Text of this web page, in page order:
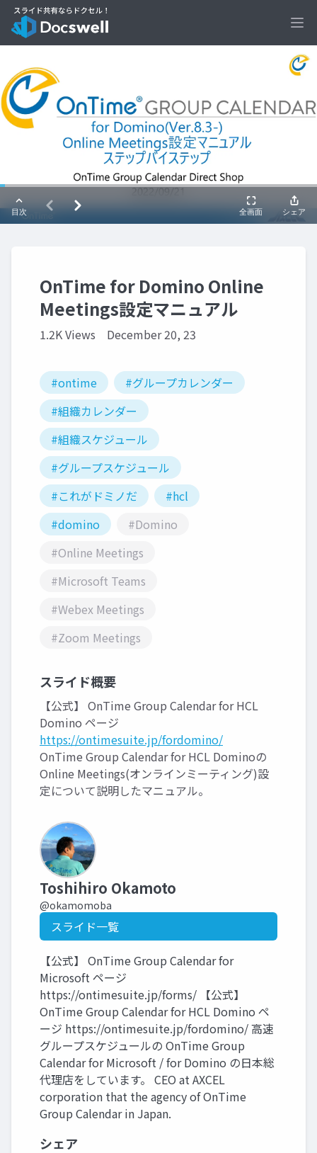
OnTime for Domino Online
Meetings設定マニュアル
1.2K Views December 20, 23
#ontime
#グループカレンダー
#組織カレンダー
#組織スケジュール
#グループスケジュール
#これがドミノだ
#hcl
#domino
#Domino
#Online Meetings
#Microsoft Teams
#Webex Meetings
#Zoom Meetings
スライド概要
【公式】 OnTime Group Calendar for HCL
Domino ページ
https://ontimesuite.jp/fordomino/
OnTime Group Calendar for HCL Dominoの
Online Meetings(オンラインミーティング)設
定について説明したマニュアル。
Toshihiro Okamoto
@okamomoba
スライド一覧
【公式】 OnTime Group Calendar for
Microsoft ページ
https://ontimesuite.jp/forms/ 【公式】
OnTime Group Calendar for HCL Domino ペ
ージ https://ontimesuite.jp/fordomino/ 高速
グループスケジュールの OnTime Group
Calendar for Microsoft / for Domino の日本総
代理店をしています。 CEO at AXCEL
corporation that the agency of OnTime
Group Calendar in Japan.
シェア